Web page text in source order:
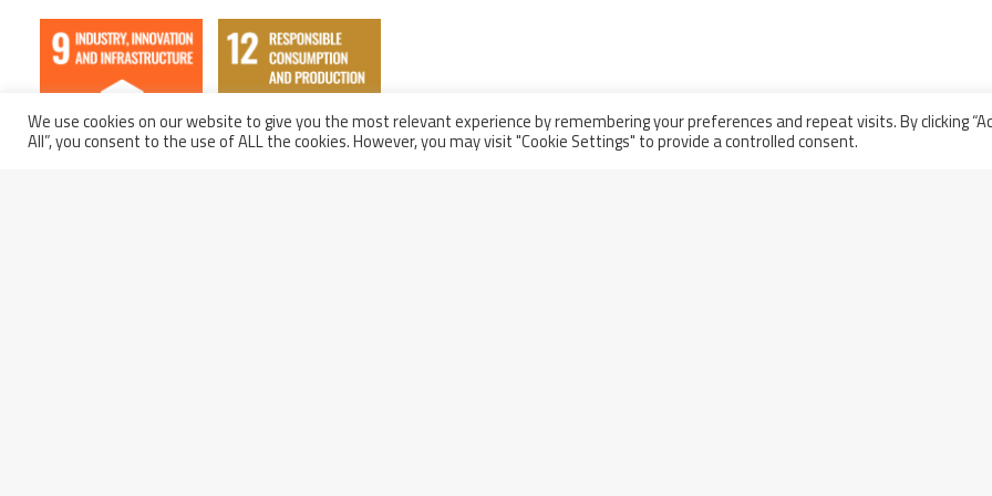
We use cookies on our website to give you the most relevant experience by remembering your preferences and repeat visits. By clicking
All”, you consent to the use of ALL the cookies. However, you may visit "Cookie Settings" to provide a controlled consent.